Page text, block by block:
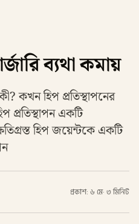
ব্যথা কমায়
কী? কখন হিপ প্রতিস্থাপনের
প্রতিস্থাপন একটি
হিপ জয়েন্টকে একটি
প্রকাশ: ৬ মে· ৩ মিনিট